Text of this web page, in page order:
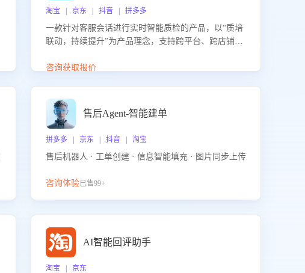
淘宝 | 京东 | 抖音 | 拼多多
一款针对客服会话进行实时智能质检的产品，以“质培
联动，持续提升”为产品理念，支持跨平台、跨店铺的
联动，持续提升客服团队的销服能力。
咨询获取报价
售后Agent-智能建单
拼多多 | 京东 | 抖音 | 淘宝
售后机器人 · 工单创建 · 信息智能填充 · 图片同步上传
咨询体验已售99+
AI智能回评助手
淘宝 | 京东